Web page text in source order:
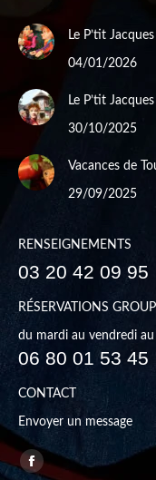
Le P’tit
04/01/2026
Le P’tit
30/10/2025
Vacances de
29/09/2025
RENSEIGNEMENTS
03 20 42 09 95
RÉSERVATIONS
du mardi au vendredi au
06 80 01 53 45
CONTACT
Envoyer un message
Trouvez nous sur :
Facebook